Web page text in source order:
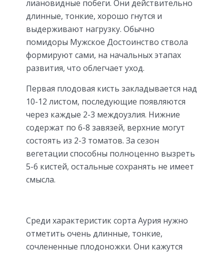
лиановидные побеги. Они действительно
длинные, тонкие, хорошо гнутся и
выдерживают нагрузку. Обычно
помидоры Мужское Достоинство ствола
формируют сами, на начальных этапах
развития, что облегчает уход.
Первая плодовая кисть закладывается над
10-12 листом, последующие появляются
через каждые 2-3 междоузлия. Нижние
содержат по 6-8 завязей, верхние могут
состоять из 2-3 томатов. За сезон
вегетации способны полноценно вызреть
5-6 кистей, остальные сохранять не имеет
смысла.
Среди характеристик сорта Аурия нужно
отметить очень длинные, тонкие,
сочлененные плодоножки. Они кажутся